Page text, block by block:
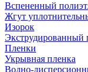
Вспененный
Жгут
Изорок
Экструдированный
Пленки
Укрывная пленка
Водно-